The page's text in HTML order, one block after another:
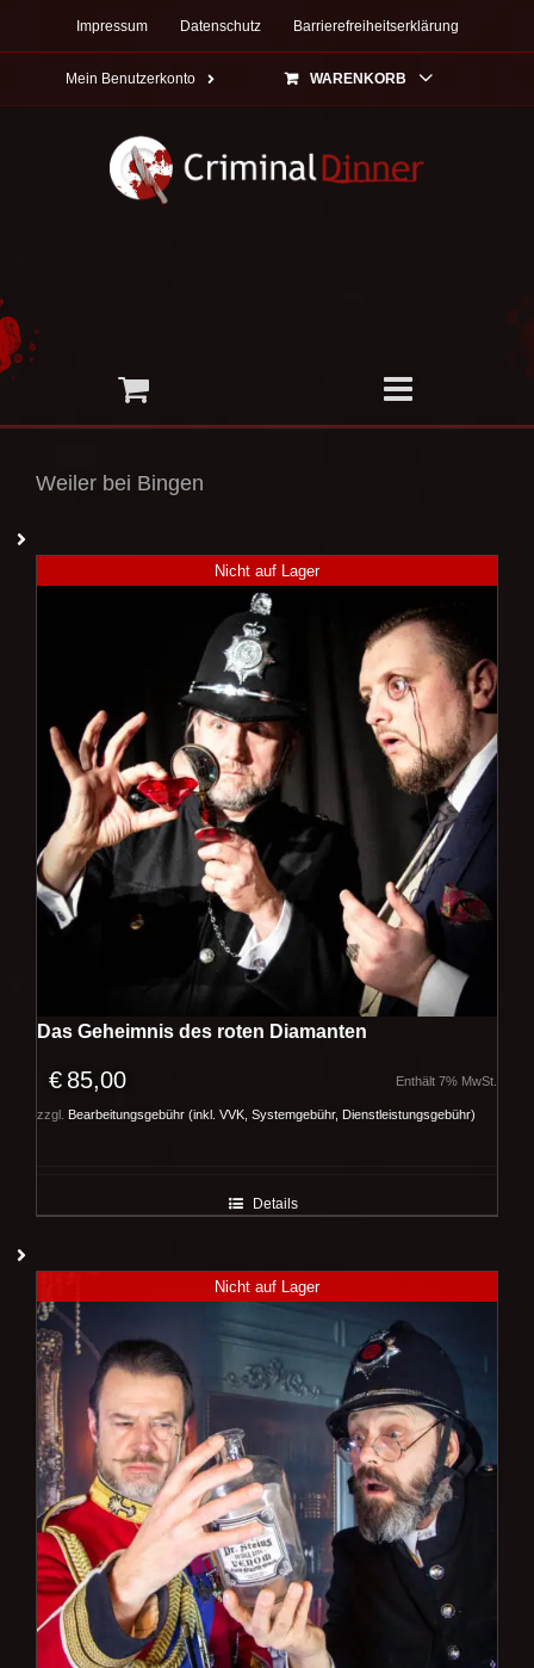
Impressum Datenschutz Barrierefreiheitserklärung
Mein Benutzerkonto WARENKORB
Weiler bei Bingen
Nicht auf Lager
Das Geheimnis des roten Diamanten
€ 85,00 Enthält 7% MwSt.
zzgl. Bearbeitungsgebühr (inkl. VVK, Systemgebühr, Dienstleistungsgebühr)
Details
Nicht auf Lager